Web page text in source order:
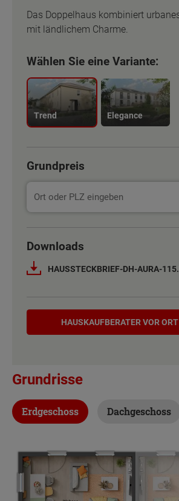
Außenmaße
Das Doppelhaus kombiniert
mit ländlichem Charme.
Wählen Sie eine Variante:
Trend Elegance
Grundpreis
Downloads
HAUSSTECKBRIEF-DH-AURA-
Hauskaufberater
HAUSKAUF­BERATER VOR
Grundrisse
Erdgeschoss Dachgeschoss